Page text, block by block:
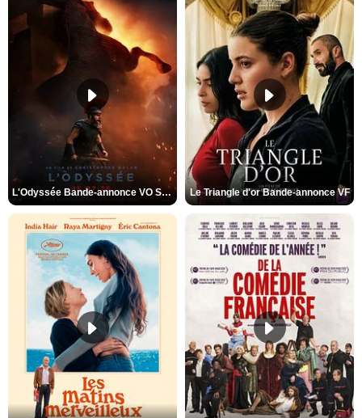
L'Odyssée Bande-annonce VO STFR Le Triangle d'or Bande-annonce VF